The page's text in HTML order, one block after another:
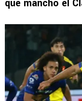
que manchó el